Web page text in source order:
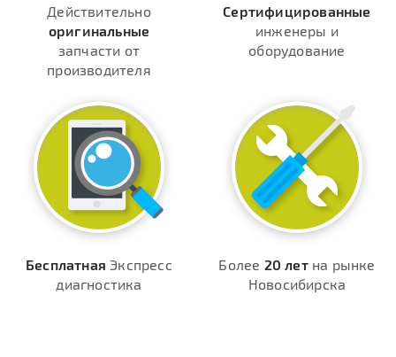
Действительно
оригинальные
запчасти от
производителя
Сертифицированные
инженеры и
оборудование
Бесплатная Экспресс
диагностика
Более 20 летна рынке
Новосибирска